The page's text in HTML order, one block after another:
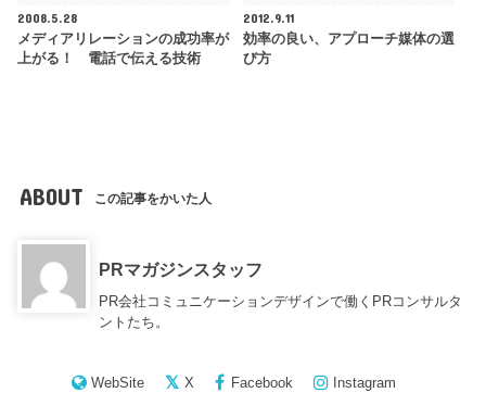
2008.5.28
メディアリレーションの成功率が
上がる！ 電話で伝える技術
2012.9.11
効率の良い、アプローチ媒体の選
び方
ABOUT この記事をかいた人
PRマガジンスタッフ
PR会社コミュニケーションデザインで働くPRコンサルタ
ントたち。
WebSite X Facebook Instagram